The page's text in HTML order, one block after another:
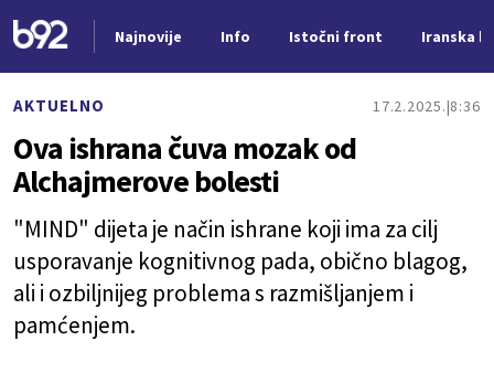
Najnovije Info Istočni front Iranska
AKTUELNO 17.2.2025. 8:36
Ova ishrana čuva mozak od
Alchajmerove bolesti
"MIND" dijeta je način ishrane koji ima za cilj
usporavanje kognitivnog pada, obično blagog,
ali i ozbiljnijeg problema s razmišljanjem i
pamćenjem.